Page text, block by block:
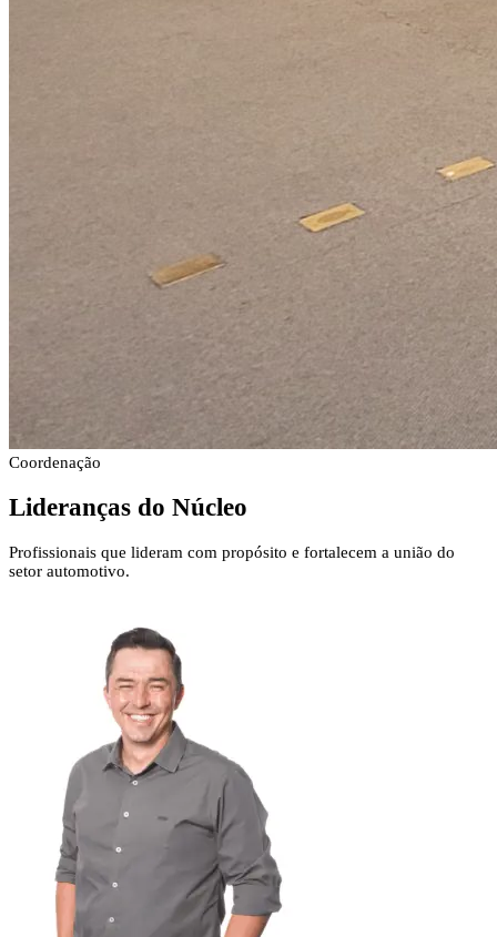
Coordenação
Lideranças do Núcleo
Profissionais que lideram com propósito e fortalecem a união do
setor automotivo.